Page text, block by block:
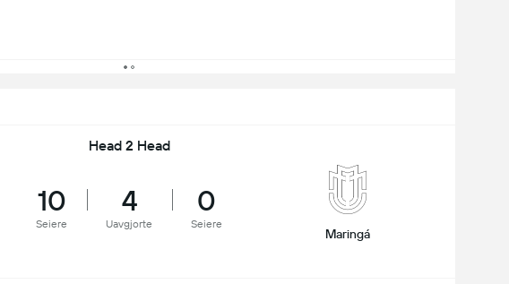
Head 2 Head
10
Seiere
4
Uavgjorte
0
Seiere
Maringá